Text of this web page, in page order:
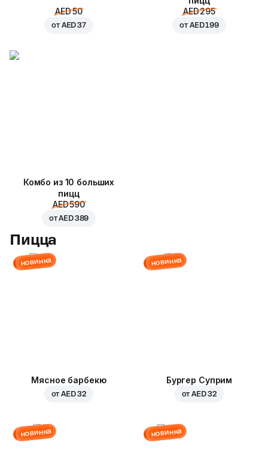
AED 50
от AED 37
AED 295
от AED 199
Комбо из 10 больших
пицц
AED 590
отAED 389
Пицца
новинка
Мясное барбекю
отAED 32
новинка
Бургер Суприм
отAED 32
новинка новинка